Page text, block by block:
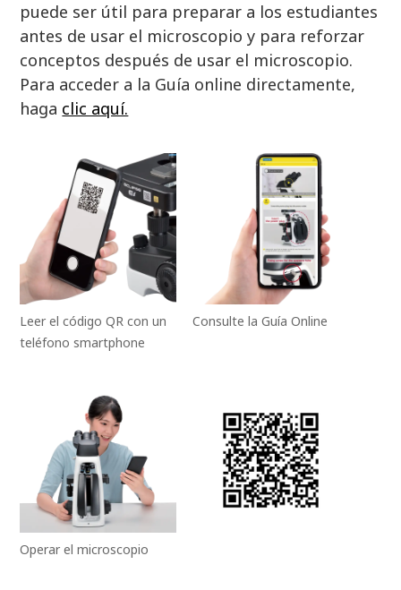
puede ser útil para preparar a los estudiantes
antes de usar el microscopio y para reforzar
conceptos después de usar el microscopio.
Para acceder a la Guía online directamente,
haga clic aquí.
Leer el código QR con un
teléfono smartphone
Consulte la Guía Online
Operar el microscopio